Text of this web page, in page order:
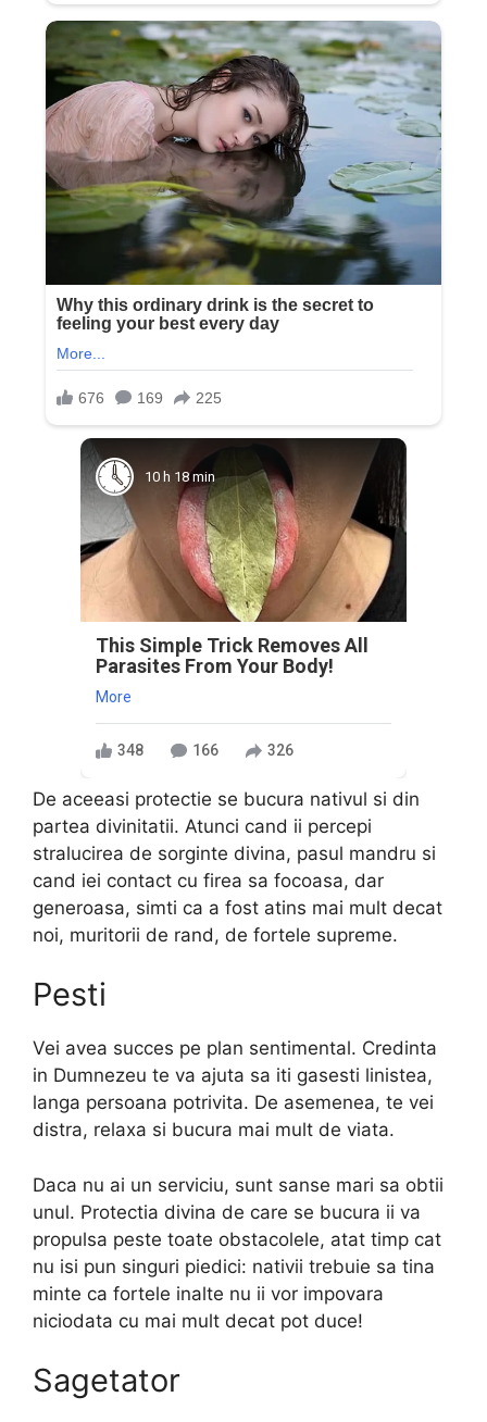
10 h 18 min
This Simple Trick Removes All
Parasites From Your Body!
More
348 166 326
De aceeasi protectie se bucura nativul si din
partea divinitatii. Atunci cand ii percepi
stralucirea de sorginte divina, pasul mandru si
cand iei contact cu firea sa focoasa, dar
generoasa, simti ca a fost atins mai mult decat
noi, muritorii de rand, de fortele supreme.
Pesti
Vei avea succes pe plan sentimental. Credinta
in Dumnezeu te va ajuta sa iti gasesti linistea,
langa persoana potrivita. De asemenea, te vei
distra, relaxa si bucura mai mult de viata.
Daca nu ai un serviciu, sunt sanse mari sa obtii
unul. Protectia divina de care se bucura ii va
propulsa peste toate obstacolele, atat timp cat
nu isi pun singuri piedici: nativii trebuie sa tina
minte ca fortele inalte nu ii vor impovara
niciodata cu mai mult decat pot duce!
Sagetator